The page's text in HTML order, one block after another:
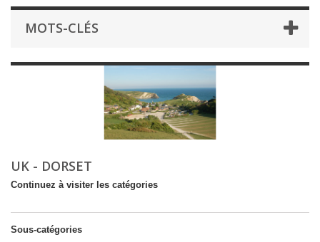
MOTS-CLÉS
UK - DORSET
Continuez à visiter les catégories
Sous-catégories